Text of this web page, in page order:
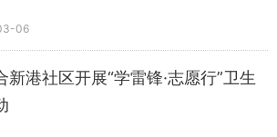
06
港社区开展“学雷锋·志愿行”卫生